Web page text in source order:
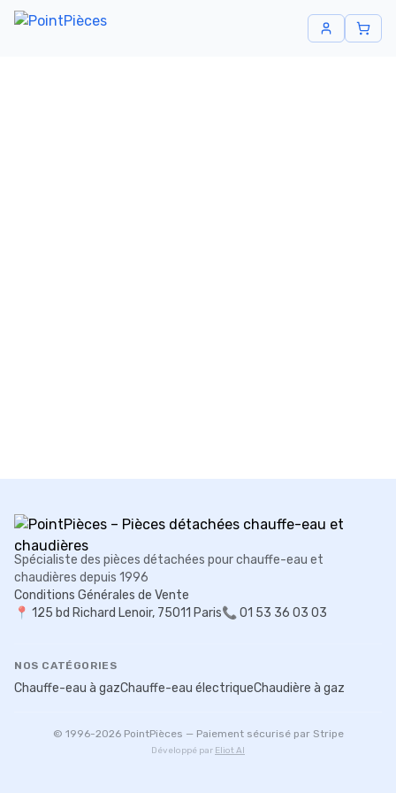
Spécialiste des pièces détachées pour chauffe-eau et
chaudières depuis 1996
Conditions Générales de Vente
📍 125 bd Richard Lenoir, 75011 Paris📞 01 53 36 03 03
NOS CATÉGORIES
Chauffe-eau à gazChauffe-eau électriqueChaudière à gaz
© 1996-2026PointPièces — Paiement sécurisé par Stripe
Développé par Eliot AI